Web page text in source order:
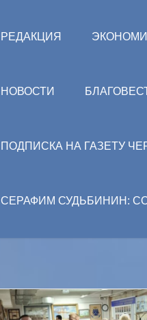
РЕДАКЦИЯ
НОВОСТИ
ПОДПИСКА НА ГАЗЕТУ
СЕРАФИМ СУДЬБИНИН: